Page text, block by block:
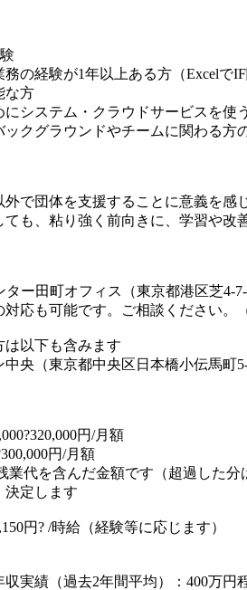
務の経験が1年以上ある方（Excelで
な方
にシステム・クラウドサービスを使
ックグラウンドやチームに関わる
外で団体を支援することに意義を感
ても、粘り強く前向きに、学習や改
ター田町オフィス（東京都港区芝4-7-
応も可能です。ご相談ください。
以下も含みます
中央（東京都中央区日本橋小伝馬町
円/月額
円/月額
業代を含んだ金額です（超過した分
決定します
円? /時給（経験等に応じます）
収実績（過去2年間平均）：400万円